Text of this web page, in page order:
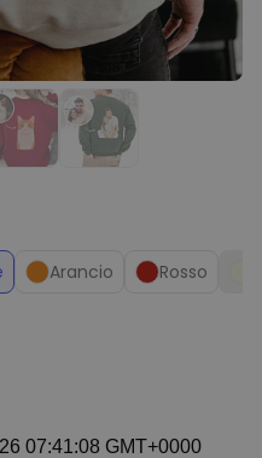
in
Arancio Rosso